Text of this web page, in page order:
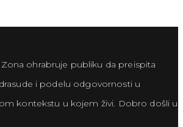
ohrabruje publiku da preispita
i podelu odgovornosti u
kontekstu u kojem živi. Dobro došli u